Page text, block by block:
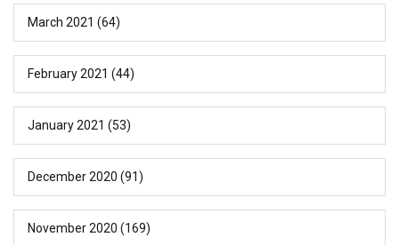
March 2021 (64)
February 2021 (44)
January 2021 (53)
December 2020 (91)
November 2020 (169)